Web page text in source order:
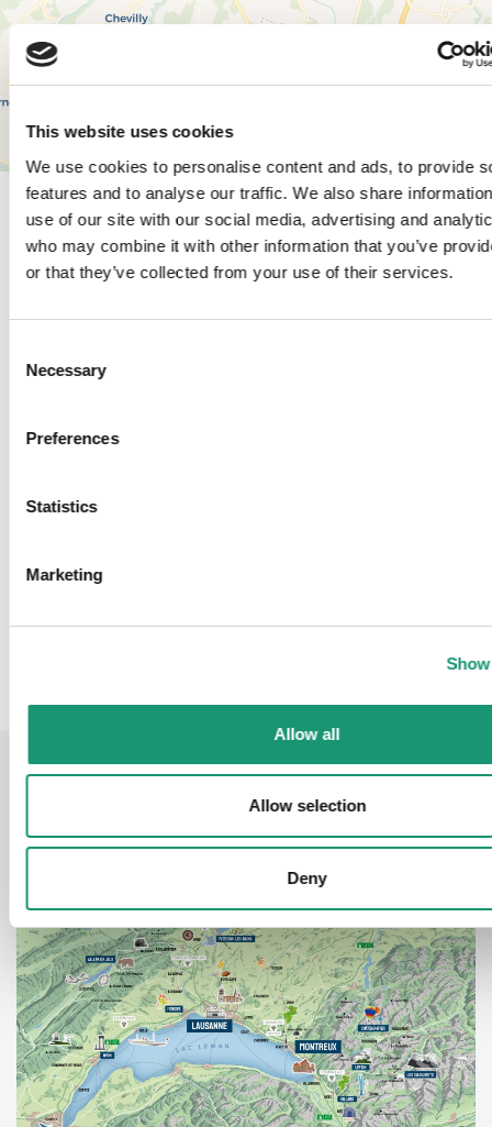
This website uses cookies
We use cookies to personalise content and ads, to provide
features and to analyse our traffic. We also share
use of our site with our social media, advertising and
who may combine it with other information that you’ve
or that they’ve collected from your use of their services.
Selection
Necessary
Preferences
Statistics
Marketing
Allow all
Allow selection
Deny
Leaflet|© OpenStreetMap contributors, © CARTO
Horaires et tarifs
Horaires
Mardi - Dimanche